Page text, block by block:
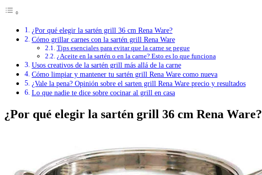
¿Por qué elegir la sartén grill 36 cm Rena Ware?
Cómo grillar carnes con la sartén grill Rena Ware
Tips esenciales para evitar que la carne se pegue
¿Aceite en la sartén o en la carne? Esto es lo que funciona
Usos creativos de la sartén grill más allá de la carne
Cómo limpiar y mantener tu sartén grill Rena Ware como nueva
¿Vale la pena? Opinión sobre el sarten grill Rena Ware precio y resultados
Lo que nadie te dice sobre cocinar al grill en casa
¿Por qué elegir la sartén grill 36 cm Rena Ware?